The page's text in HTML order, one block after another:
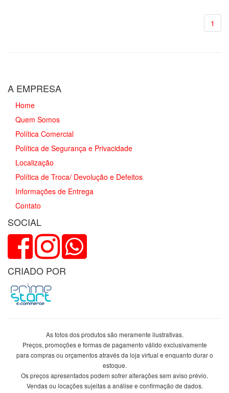
1
A EMPRESA
Home
Quem Somos
Política Comercial
Política de Segurança e Privacidade
Localização
Política de Troca/ Devolução e Defeitos
Informações de Entrega
Contato
SOCIAL
CRIADO POR
As fotos dos produtos são meramente ilustrativas.
Preços, promoções e formas de pagamento válido exclusivamente
para compras ou orçamentos através da loja virtual e enquanto durar o
estoque.
Os preços apresentados podem sofrer alterações sem aviso prévio.
Vendas ou locações sujeitas a análise e confirmação de dados.